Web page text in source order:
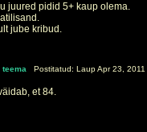
juured pidid 5+ kaup olema.
jube kribud.
teema Postitatud: Laup Apr 23,
et 84.